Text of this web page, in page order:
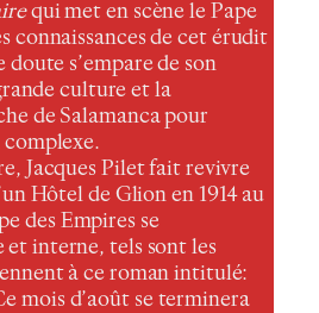
qui met en scène le Pape
connaissances de cet érudit
doute s’empare de son
culture et la
de Salamanca pour
complexe.
Jacques Pilet fait revivre
Hôtel de Glion en 1914 au
des Empires se
et interne, tels sont les
à ce roman intitulé:
mois d’août se terminera